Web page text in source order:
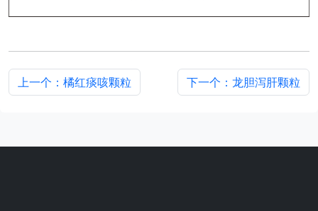
上一个：橘红痰咳颗粒 下一个：龙胆泻肝颗粒